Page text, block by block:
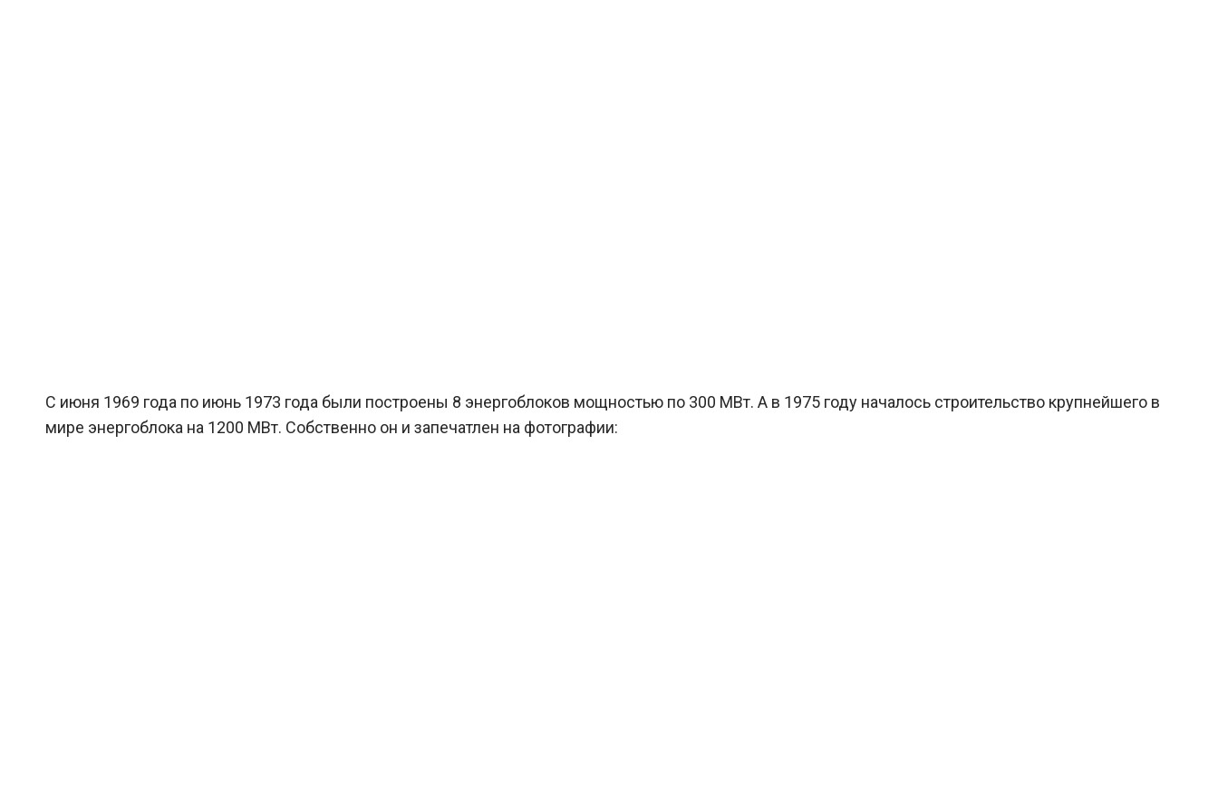
С июня 1969 года по июнь 1973 года были построены 8 энергоблоков мощностью по 300 МВт. А в 1975 году началось строительство крупнейшего в
мире энергоблока на 1200 МВт. Собственно он и запечатлен на фотографии: